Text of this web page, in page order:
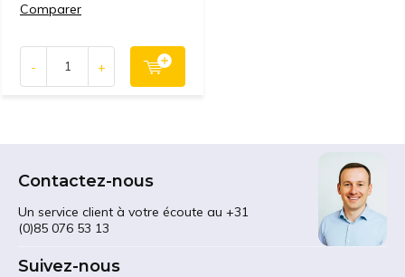
Comparer
- +
Contactez-nous
Un service client à votre écoute au +31
(0)85 076 53 13
Suivez-nous